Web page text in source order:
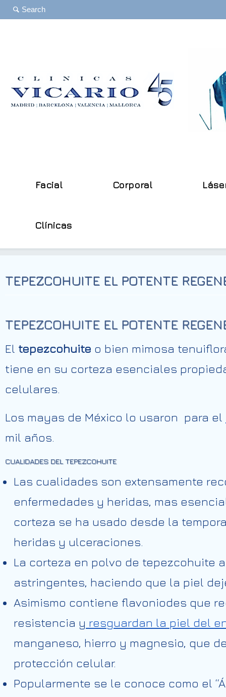
Facial Corporal
Clínicas
TEPEZCOHUITE EL POTENTE
TEPEZCOHUITE EL POTENTE
El tepezcohuite o bien mimosa
tiene en su corteza esenciales
celulares.
Los mayas de México lo usaron para el
mil años.
CUALIDADES DEL TEPEZCOHUITE
Las cualidades son extensamente
enfermedades y heridas, mas
corteza se ha usado desde la
heridas y ulceraciones.
La corteza en polvo de tepezcohuite
astringentes, haciendo que la piel
Asimismo contiene flavoniodes que
resistencia y resguardan la piel del
manganeso, hierro y magnesio, que
protección celular.
Popularmente se le conoce como el